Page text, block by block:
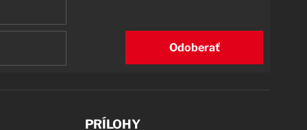
Odoberať
PRÍLOHY